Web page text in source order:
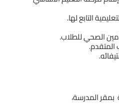
التابع لها.
الصحي للطلاب.
بمقر المدرسة،